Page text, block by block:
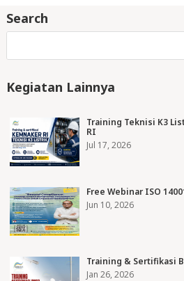
Search
Kegiatan Lainnya
Training Teknisi K3
RI
Jul 17, 2026
Free Webinar ISO
Jun 10, 2026
Training & Sertifikasi
Jan 26, 2026